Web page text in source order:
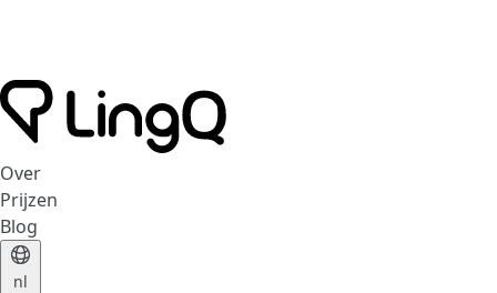
Over
Prijzen
Blog
nl